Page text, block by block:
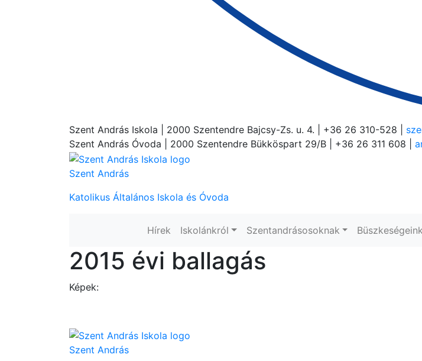
Szent András Iskola | 2000 Szentendre Bajcsy-Zs. u. 4. | +36 26 310-528 |
Szent András Óvoda | 2000 Szentendre Bükköspart 29/B | +36 26 311 608 |
Szent András
Katolikus Általános Iskola és Óvoda
Hírek Iskolánkról Szentandrásosoknak Büszkeségeink
2015 évi ballagás
Képek:
Szent András